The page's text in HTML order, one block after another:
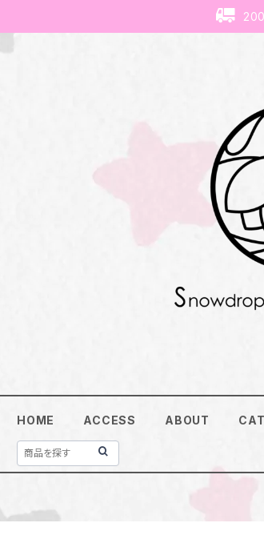
HOME ACCESS ABOUT